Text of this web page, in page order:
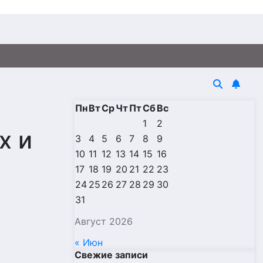
и
Август 2026
ПнВтСрЧтПтСбВс
1
2
3
4 5 6 7 8
9
10 11 12 13 14 15 16
17 18 19 20 21 22 23
24 25 26 27 28 29 30
31
« Июн
Свежие записи